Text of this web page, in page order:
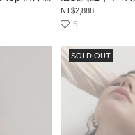
NT$2,888
5
SOLD OUT